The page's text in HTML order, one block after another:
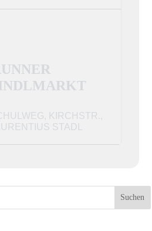
KIRCHSTR.,
STADL
Suchen